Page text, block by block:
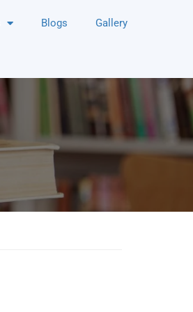
Blogs Gallery